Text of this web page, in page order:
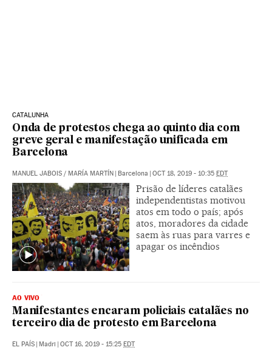
CATALUNHA
Onda de protestos chega ao quinto dia com
greve geral e manifestação unificada em
Barcelona
MANUEL JABOIS / MARÍA MARTÍN Barcelona OCT 18, 2019 - 10:35 EDT
Prisão de líderes catalães
independentistas motivou
atos em todo o país; após
atos, moradores da cidade
saem às ruas para varres e
apagar os incêndios
AO VIVO
Manifestantes encaram policiais catalães no
terceiro dia de protesto em Barcelona
EL PAÍS Madri OCT 16, 2019 - 15:25 EDT